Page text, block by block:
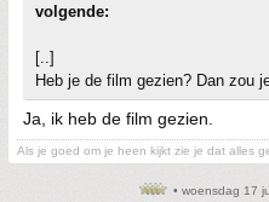
volgende:
[..]
Heb je de film gezien? Dan zou
Ja, ik heb de film gezien.
Als je goed om je heen kijkt zie je dat alles
• woensdag 17